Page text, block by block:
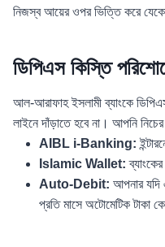
নিজস্ব আয়ের ওপর ভিত্তি করে
ডিপিএস কিস্তি
আল-আরাফাহ ইসলামী ব্যাংকে
লাইনে দাঁড়াতে হবে না। আপনি
AIBL i-Banking:
Islamic Wallet:
Auto-Debit: আপনার যদি
প্রতি মাসে অটোমেটিক টাকা